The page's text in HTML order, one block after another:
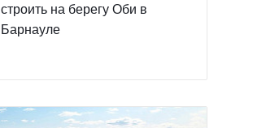
строить на берегу Оби в
Барнауле